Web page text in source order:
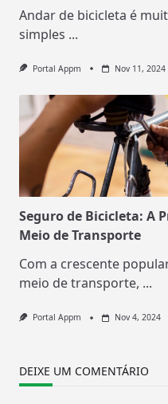
Andar de bicicleta é
simples ...
Portal Appm Nov 11, 2024
Seguro de Bicicleta: A
Meio de Transporte
Com a crescente
meio de transporte, ...
Portal Appm Nov 4, 2024
DEIXE UM COMENTÁRIO